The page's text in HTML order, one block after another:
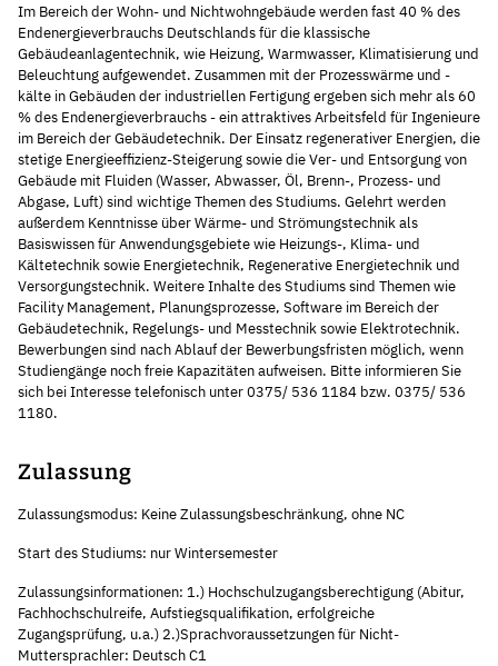
Im Bereich der Wohn- und Nichtwohngebäude werden fast 40 % des
Endenergieverbrauchs Deutschlands für die klassische
Gebäudeanlagentechnik, wie Heizung, Warmwasser, Klimatisierung und
Beleuchtung aufgewendet. Zusammen mit der Prozesswärme und -
kälte in Gebäuden der industriellen Fertigung ergeben sich mehr als 60
% des Endenergieverbrauchs - ein attraktives Arbeitsfeld für Ingenieure
im Bereich der Gebäudetechnik. Der Einsatz regenerativer Energien, die
stetige Energieeffizienz-Steigerung sowie die Ver- und Entsorgung von
Gebäude mit Fluiden (Wasser, Abwasser, Öl, Brenn-, Prozess- und
Abgase, Luft) sind wichtige Themen des Studiums. Gelehrt werden
außerdem Kenntnisse über Wärme- und Strömungstechnik als
Basiswissen für Anwendungsgebiete wie Heizungs-, Klima- und
Kältetechnik sowie Energietechnik, Regenerative Energietechnik und
Versorgungstechnik. Weitere Inhalte des Studiums sind Themen wie
Facility Management, Planungsprozesse, Software im Bereich der
Gebäudetechnik, Regelungs- und Messtechnik sowie Elektrotechnik.
Bewerbungen sind nach Ablauf der Bewerbungsfristen möglich, wenn
Studiengänge noch freie Kapazitäten aufweisen. Bitte informieren Sie
sich bei Interesse telefonisch unter 0375/ 536 1184 bzw. 0375/ 536
1180.
Zulassung
Zulassungsmodus: Keine Zulassungsbeschränkung, ohne NC
Start des Studiums: nur Wintersemester
Zulassungsinformationen: 1.) Hochschulzugangsberechtigung (Abitur,
Fachhochschulreife, Aufstiegsqualifikation, erfolgreiche
Zugangsprüfung, u.a.) 2.)Sprachvoraussetzungen für Nicht-
Muttersprachler: Deutsch C1